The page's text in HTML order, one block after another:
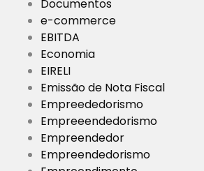
Documentos
e-commerce
EBITDA
Economia
EIRELI
Emissão de Nota Fiscal
Empreededorismo
Empreeendedorismo
Empreendedor
Empreendedorismo